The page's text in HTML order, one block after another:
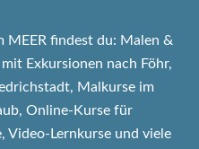
MEER findest du: Malen &
Exkursionen nach Föhr,
Malkurse im
Online-Kurse für
Video-Lernkurse und viele